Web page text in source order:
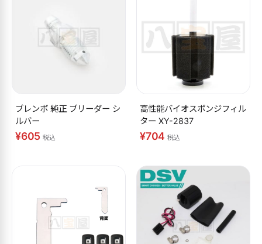
ブレンボ 純正 ブリーダー シ
ルバー
¥605税込
高性能バイオスポンジフィル
ター XY-2837
¥704税込